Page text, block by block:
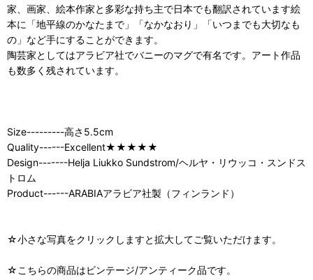
家、画家、絵本作家と多彩な持ち主で日本でも翻訳されています絵
本に「地平線のかなたまで」「なかなおり」「いつまでも大切なも
の」など手にすることができます。
陶芸家としてはアラビア社でバニーのマグで有名です。アート作品
も数多く残されています。
Size---------高さ5.5cm
Quality------Excellent★★★★★
Design-------Helja Liukko Sundstrom/ヘルヤ・リウッコ・スンドス
トロム
Product------ARABIAアラビア社製（フィンランド）
☆小さな写真をクリックしますと拡大してご覧いただけます。
☆こちらの商品はビンテージ/アンティーク品です。